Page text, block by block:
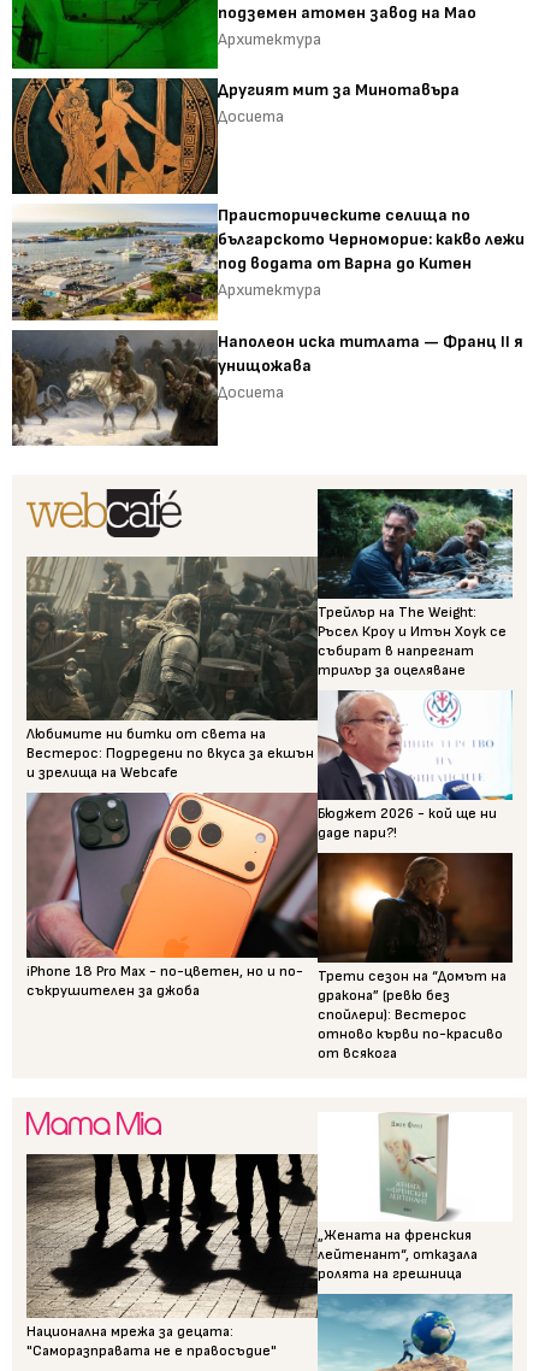
подземен атомен завод на Мао
Архитектура
Другият мит за Минотавъра
Досиета
Праисторическите селища по
българското Черноморие: какво лежи
под водата от Варна до Китен
Архитектура
Наполеон иска титлата — Франц II я
унищожава
Досиета
Любимите ни битки от света на
Вестерос: Подредени по вкуса за екшън
и зрелища на Webcafe
iPhone 18 Pro Max - по-цветен, но и по-
съкрушителен за джоба
Трейлър на The Weight:
Ръсел Кроу и Итън Хоук се
събират в напрегнат
трилър за оцеляване
Бюджет 2026 - кой ще ни
даде пари?!
Трети сезон на “Домът на
дракона” (ревю без
спойлери): Вестерос
отново кърви по-красиво
от всякога
Национална мрежа за децата:
"Саморазправата не е правосъдие"
„Жената на френския
лейтенант“, отказала
ролята на грешница